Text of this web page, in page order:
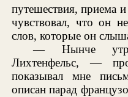
путешествия, приема
чувствовал, что он
слов, которые он
— Нынче
Лихтенфельс, —
показывал мне
описан парад